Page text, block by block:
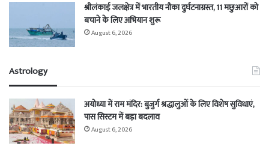
श्रीलंकाई जलक्षेत्र में भारतीय नौका दुर्घटनाग्रस्त, 11 मछुआरों को
बचाने के लिए अभियान शुरू
August 6, 2026
Astrology
अयोध्या में राम मंदिर: बुजुर्ग श्रद्धालुओं के लिए विशेष सुविधाएं,
पास सिस्टम में बड़ा बदलाव
August 6, 2026